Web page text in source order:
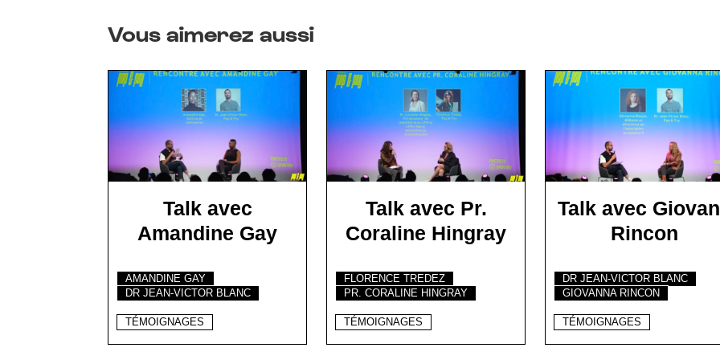
Vous aimerez aussi
Talk avec
Amandine Gay
AMANDINE GAY
DR JEAN-VICTOR BLANC
TÉMOIGNAGES
Talk avec Pr.
Coraline Hingray
FLORENCE TREDEZ
PR. CORALINE HINGRAY
TÉMOIGNAGES
Talk avec
Rincon
DR JEAN-VICTOR BLANC
GIOVANNA RINCON
TÉMOIGNAGES